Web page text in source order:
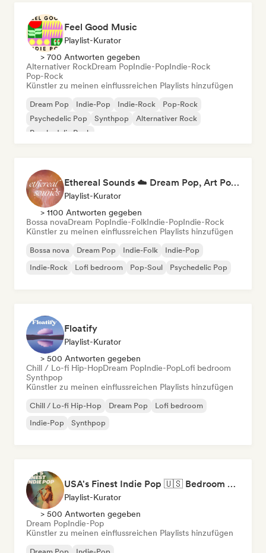
Feel Good Music
Playlist-Kurator
> 700 Antworten gegeben
Alternativer RockDream PopIndie-PopIndie-Rock
Pop-Rock
Künstler zu meinen einflussreichen Playlists hinzufügen
Dream Pop Indie-Pop Indie-Rock
Pop-Rock
Psychedelic Pop
Synthpop
Alternativer Rock
Psychedelic Rock
Ethereal Sounds ☁️ Dream Pop, Art Pop & Atmospheric Indie
Playlist-Kurator
> 1100 Antworten gegeben
Bossa novaDream PopIndie-FolkIndie-PopIndie-Rock
Künstler zu meinen einflussreichen Playlists hinzufügen
Bossa nova Dream Pop Indie-Folk
Indie-Pop
Indie-Rock
Lofi bedroom Pop-Soul Psychedelic Pop
Floatify
Playlist-Kurator
> 500 Antworten gegeben
Chill / Lo-fi Hip-HopDream PopIndie-PopLofi bedroom
Synthpop
Künstler zu meinen einflussreichen Playlists hinzufügen
Chill / Lo-fi Hip-Hop Dream Pop
Lofi bedroom
Indie-Pop
Synthpop
USA's Finest Indie Pop 🇺🇸 Bedroom Pop, Art Pop & Alt-Pop
Playlist-Kurator
> 500 Antworten gegeben
Dream PopIndie-Pop
Künstler zu meinen einflussreichen Playlists hinzufügen